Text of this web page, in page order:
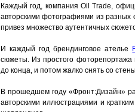
Каждый год, компания Oil Trade,
авторскими фотографиями из разных
привез множество аутентичных
И каждый год брендинговое ателье
сюжеты. Из простого фоторепортажа
до конца, и потом жалко снять со
В прошедшем году «Фронт:Дизайн»
авторскими иллюстрациями и